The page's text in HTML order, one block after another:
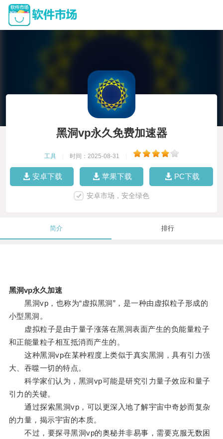
黑洞vp永久免费加速器
工具 时间：2025-08-31
安卓下载 苹果下载 PC下载
安卓市场，安全绿色
简介 排行
黑洞vp永久加速
黑洞vp，也称为“虚拟黑洞”，是一种由虚拟粒子形成的
小型黑洞。
虚拟粒子是由于量子涨落在黑洞表面产生的负能量粒子
和正能量粒子相互抵消而产生的。
这种黑洞vp在某种程度上类似于真实黑洞，具有引力强
大、吞噬一切的特点。
科学家们认为，黑洞vp可能是研究引力量子效应和量子
引力的关键。
通过探索黑洞vp，可以更深入地了解宇宙中奇妙而复杂
的力量，揭示宇宙的本质。
不过，要探寻黑洞vp的奥秘并非易事，需要克服无数困